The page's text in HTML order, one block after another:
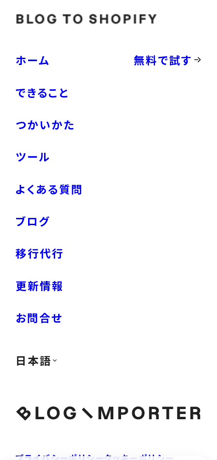
ホーム
できること
つかいかた
ツール
よくある質問
ブログ
移行代行
更新情報
お問合せ
日本語
無料で試す